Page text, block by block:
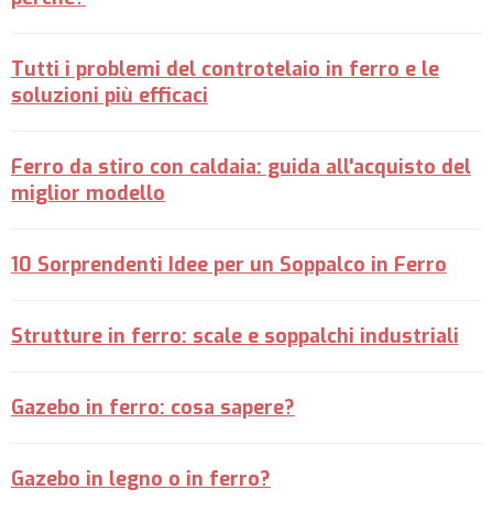
Tutti i problemi del controtelaio in ferro e le
soluzioni più efficaci
Ferro da stiro con caldaia: guida all'acquisto del
miglior modello
10 Sorprendenti Idee per un Soppalco in Ferro
Strutture in ferro: scale e soppalchi industriali
Gazebo in ferro: cosa sapere?
Gazebo in legno o in ferro?